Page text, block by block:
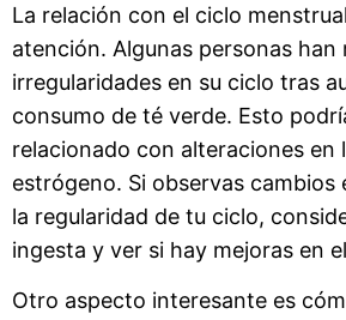
La relación con el ciclo
atención. Algunas personas han
irregularidades en su ciclo tras
consumo de té verde. Esto
relacionado con alteraciones en
estrógeno. Si observas cambios
la regularidad de tu ciclo,
ingesta y ver si hay mejoras en
Otro aspecto interesante es